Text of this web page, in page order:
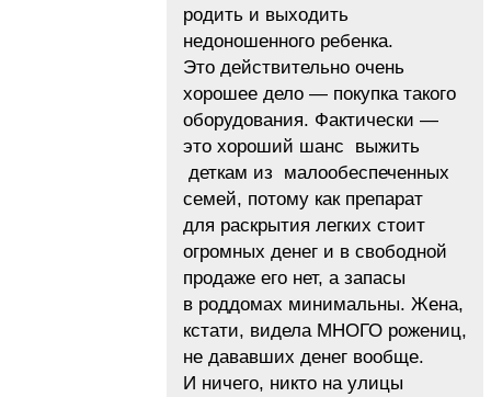
родить и выходить
недоношенного ребенка.
Это действительно очень
хорошее дело — покупка такого
оборудования. Фактически —
это хороший шанс выжить
деткам из малообеспеченных
семей, потому как препарат
для раскрытия легких стоит
огромных денег и в свободной
продаже его нет, а запасы
в роддомах минимальны. Жена,
кстати, видела МНОГО рожениц,
не дававших денег вообще.
И ничего, никто на улицы